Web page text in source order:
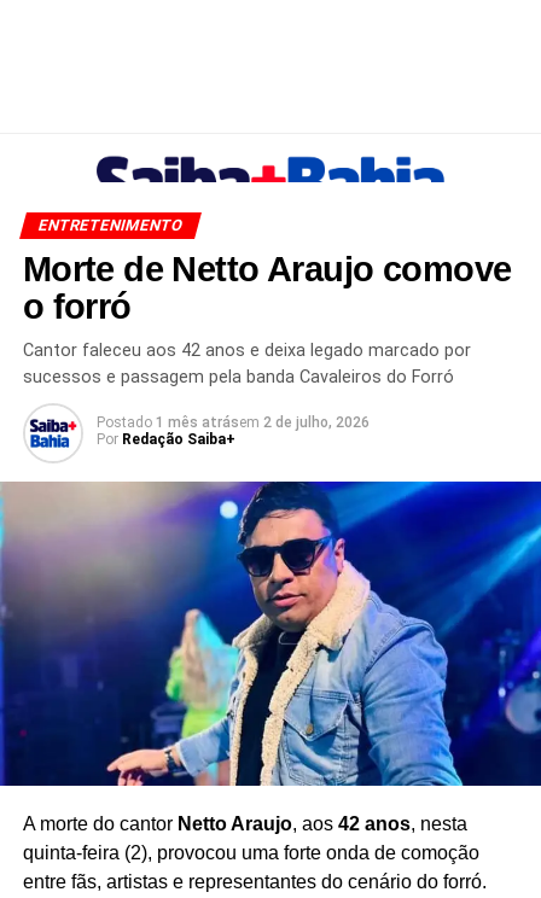
ENTRETENIMENTO
Morte de Netto Araujo comove
o forró
Cantor faleceu aos 42 anos e deixa legado marcado por
sucessos e passagem pela banda Cavaleiros do Forró
Postado 1 mês atrásem 2 de julho, 2026
Por Redação Saiba+
A morte do cantor Netto Araujo, aos 42 anos, nesta
quinta-feira (2), provocou uma forte onda de comoção
entre fãs, artistas e representantes do cenário do forró.